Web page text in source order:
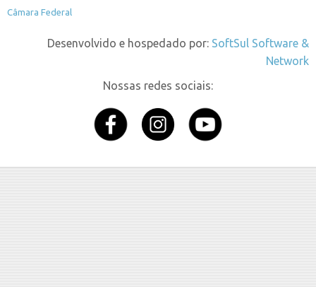
Câmara Federal
Desenvolvido e hospedado por: SoftSul Software &
Network
Nossas redes sociais: